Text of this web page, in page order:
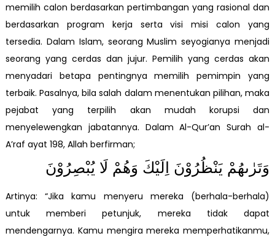
memilih calon berdasarkan pertimbangan yang rasional dan
berdasarkan program kerja serta visi misi calon yang
tersedia. Dalam Islam, seorang Muslim seyogianya menjadi
seorang yang cerdas dan jujur. Pemilih yang cerdas akan
menyadari betapa pentingnya memilih pemimpin yang
terbaik. Pasalnya, bila salah dalam menentukan pilihan, maka
pejabat yang terpilih akan mudah korupsi dan
menyelewengkan jabatannya. Dalam Al-Qur’an Surah al-
A’raf ayat 198, Allah berfirman;
وَتَرٰىهُمْ يَنْظُرُوْنَ اِلَيْكَ وَهُمْ لَا يُبْصِرُوْنَ
Artinya: “Jika kamu menyeru mereka (berhala-berhala)
untuk memberi petunjuk, mereka tidak dapat
mendengarnya. Kamu mengira mereka memperhatikanmu,